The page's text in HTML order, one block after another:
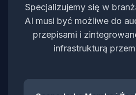
Specjalizujemy się w
AI musi być możliwe do
przepisami i
infrastrukturą